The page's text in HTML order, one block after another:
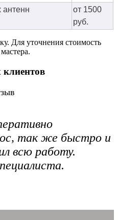
антенн
от 1500
руб.
Для уточнения стоимость
так же быстро и
всю работу.